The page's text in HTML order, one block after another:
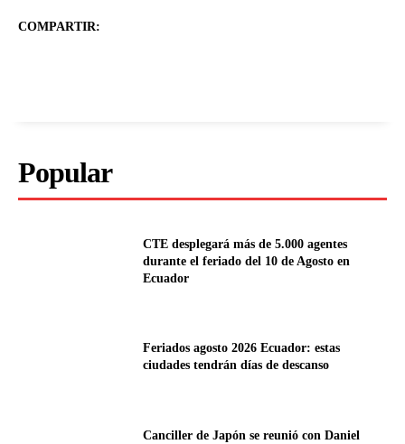
COMPARTIR:
Popular
CTE desplegará más de 5.000 agentes
durante el feriado del 10 de Agosto en
Ecuador
Feriados agosto 2026 Ecuador: estas
ciudades tendrán días de descanso
Canciller de Japón se reunió con Daniel